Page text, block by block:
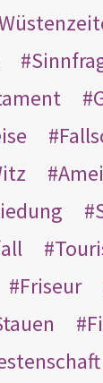
Friseur